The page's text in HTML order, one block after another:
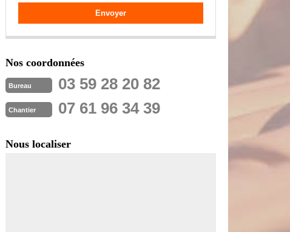
Nos coordonnées
Bureau 03 59 28 20 82
Chantier 07 61 96 34 39
Nous localiser